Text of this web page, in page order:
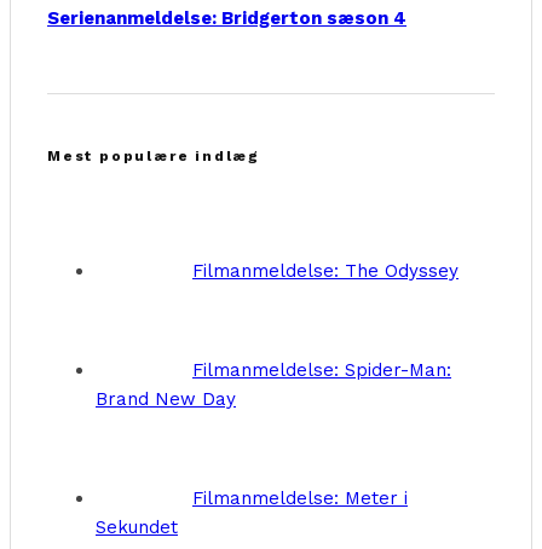
Serienanmeldelse: Bridgerton sæson 4
Mest populære indlæg
Filmanmeldelse: The Odyssey
Filmanmeldelse: Spider-Man:
Brand New Day
Filmanmeldelse: Meter i
Sekundet